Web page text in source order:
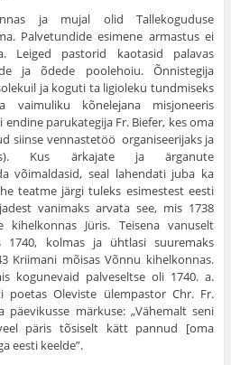
ja mujal olid Tallekoguduse
Palvetundide esimene armastus ei
Leiged pastorid kaotasid pa­lavas
ja õdede poolehoiu. Õnnis­tegija
ja koguti ta ligioleku tundmiseks
vaimuliku kõnelejana misjoneeris
parukategija Fr. Biefer, kes oma
siinse vennastetöö organiseerijaks ja
Kus ärkajate ja ärganute
võimaldasid, seal lahendati juba ka
teatme järgi tuleks esimestest eesti
vanimaks arvata see, mis 1738
Jüris. Teisena vanuselt
1740, kolmas ja ühtlasi suuremaks
Kriimani mõisas Võnnu kihelkonnas.
kogunevaid palveseltse oli 1740. a.
Oleviste ülempastor Chr. Fr.
märkuse: „Vähemalt seni
päris tõsiselt kätt pannud [oma
eesti keelde”.